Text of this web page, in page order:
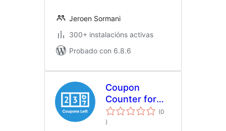
Jeroen Sormani
300+ instalacións activas
Probado con 6.8.6
Coupon
Counter for
EDD
(0
valoracións
totais
)